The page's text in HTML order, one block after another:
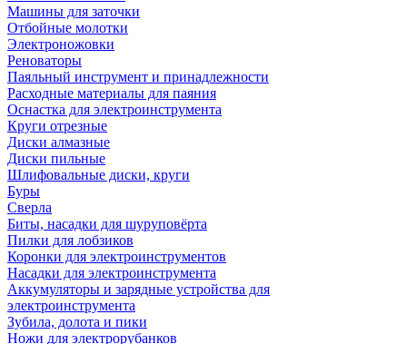
Машины для заточки
Отбойные молотки
Электроножовки
Реноваторы
Паяльный инструмент и принадлежности
Расходные материалы для паяния
Оснастка для электроинструмента
Круги отрезные
Диски алмазные
Диски пильные
Шлифовальные диски, круги
Буры
Сверла
Биты, насадки для шуруповёрта
Пилки для лобзиков
Коронки для электроинструментов
Насадки для электроинструмента
Аккумуляторы и зарядные устройства для
электроинструмента
Зубила, долота и пики
Ножи для электрорубанков